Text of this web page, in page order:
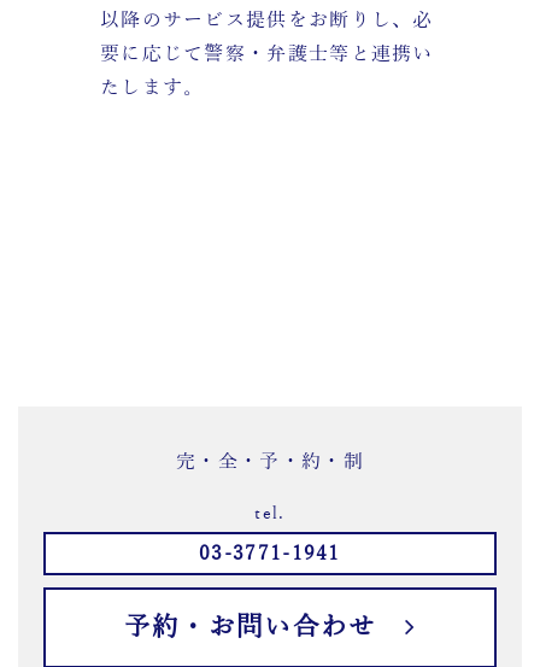
以降のサービス提供をお断りし、必
要に応じて警察・弁護士等と連携い
たします。
完・全・予・約・制
tel.
03-3771-1941
予約・お問い合わせ